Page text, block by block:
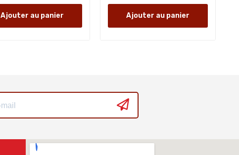
Ajouter au panier Ajouter au panier